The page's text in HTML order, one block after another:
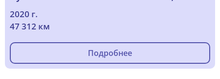
2020 г.
47 312 км
Подробнее